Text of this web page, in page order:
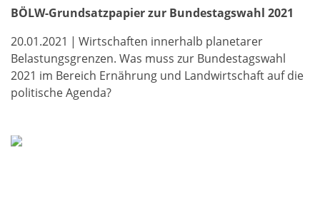
BÖLW-Grundsatzpapier zur Bundestagswahl 2021
20.01.2021 | Wirtschaften innerhalb planetarer
Belastungsgrenzen. Was muss zur Bundestagswahl
2021 im Bereich Ernährung und Landwirtschaft auf die
politische Agenda?